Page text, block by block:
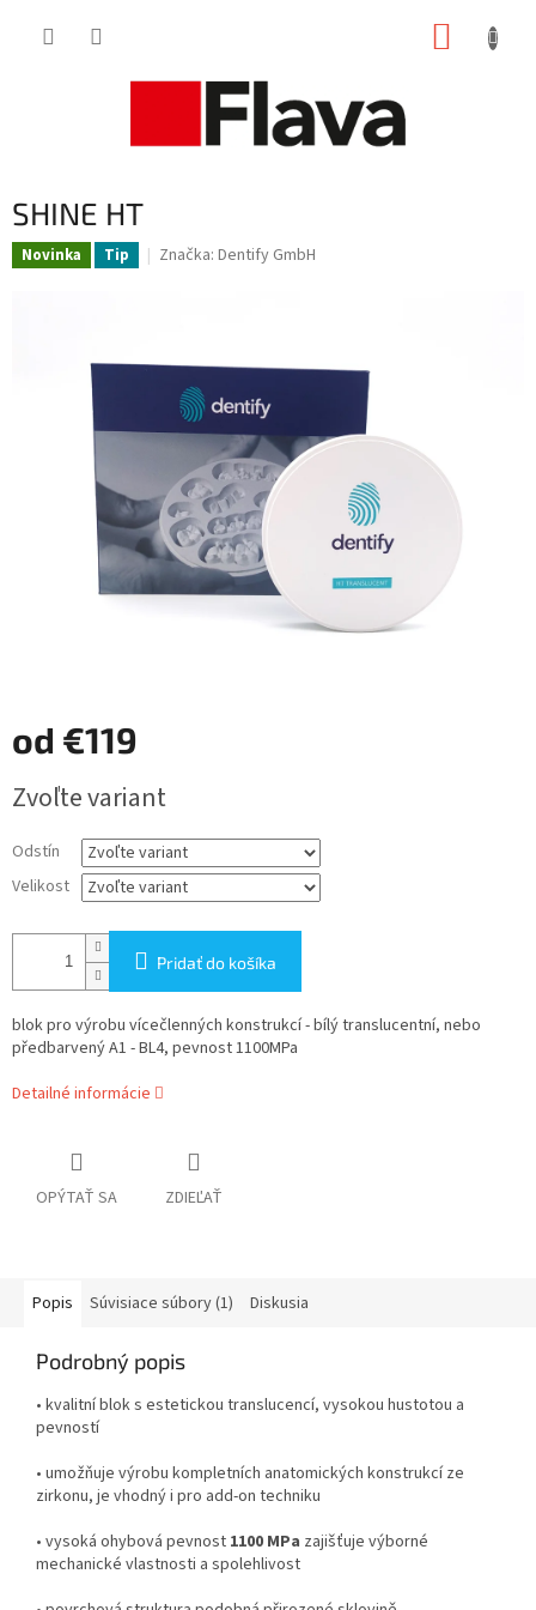
SHINE HT
Novinka Tip Značka: Dentify GmbH
od €119
cena:
Zvoľte variant
Odstín
Velikost
Pridať do košíka
blok pro výrobu vícečlenných konstrukcí - bílý translucentní, nebo
předbarvený A1 - BL4, pevnost 1100MPa
Detailné informácie
OPÝTAŤ SA ZDIEĽAŤ
Popis Súvisiace súbory (1) Diskusia
Podrobný popis
• kvalitní blok s estetickou translucencí, vysokou hustotou a
pevností
• umožňuje výrobu kompletních anatomických konstrukcí ze
zirkonu, je vhodný i pro add-on techniku
• vysoká ohybová pevnost 1100 MPa zajišťuje výborné
mechanické vlastnosti a spolehlivost